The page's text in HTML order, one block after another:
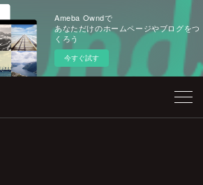
Ameba Owndで
あなただけのホームページやブログをつ
くろう
今すぐ試す